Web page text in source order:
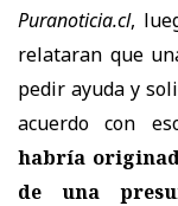
Puranoticia.cl,
relataran que
pedir ayuda y
acuerdo con
habría
de una